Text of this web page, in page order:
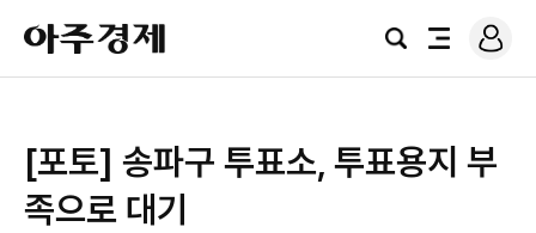
아
주
경
검
전
로
그
[포토] 송파구 투표소, 투표용지 부
족으로 대기